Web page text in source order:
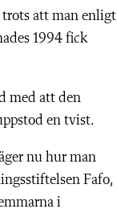
trots att man enligt
1994 fick
med att den
en tvist.
nu hur man
Fafo,
i